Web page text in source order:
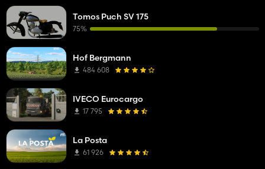
Tomos Puch SV 175
75%
Hof Bergmann
484 608
IVECO Eurocargo
17 795
La Posta
61 926